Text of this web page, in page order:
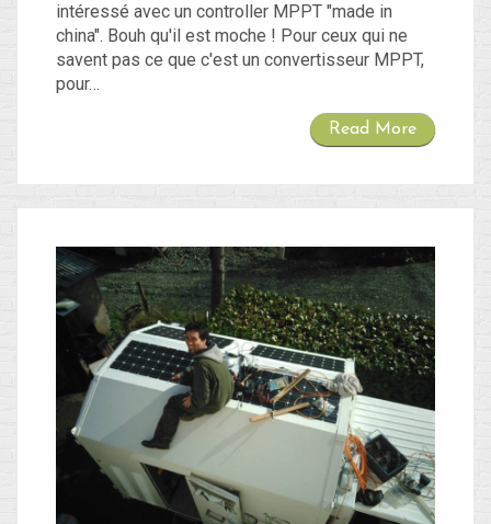
intéressé avec un controller MPPT "made in
china". Bouh qu'il est moche ! Pour ceux qui ne
savent pas ce que c'est un convertisseur MPPT,
pour…
Read More